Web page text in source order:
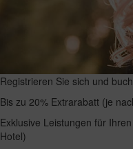
Registrieren Sie sich und
Bis zu 20% Extrarabatt (je
Exklusive Leistungen für
Hotel)